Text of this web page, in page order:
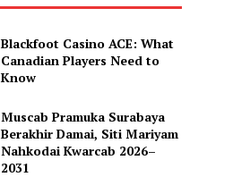
Blackfoot Casino ACE: What
Canadian Players Need to
Know
Muscab Pramuka Surabaya
Berakhir Damai, Siti Mariyam
Nahkodai Kwarcab 2026–
2031